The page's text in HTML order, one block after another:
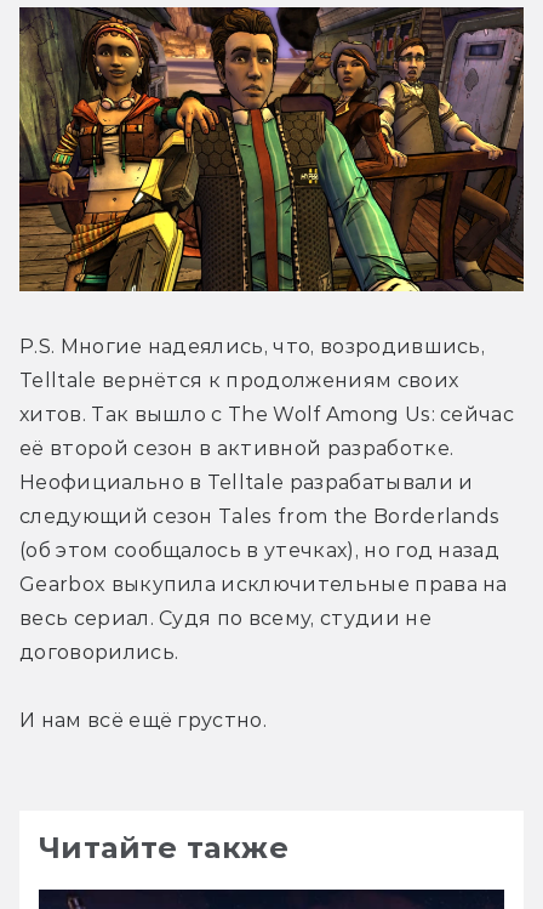
P.S. Многие надеялись, что, возродившись,
Telltale вернётся к продолжениям своих
хитов. Так вышло с The Wolf Among Us: сейчас
её второй сезон в активной разработке.
Неофициально в Telltale разрабатывали и
следующий сезон Tales from the Borderlands
(об этом сообщалось в утечках), но год назад
Gearbox выкупила исключительные права на
весь сериал. Судя по всему, студии не
договорились.
И нам всё ещё грустно.
Читайте также